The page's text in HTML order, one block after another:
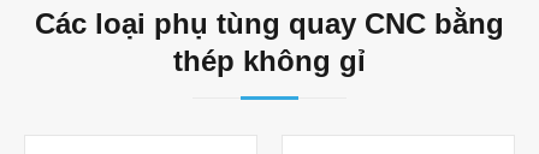
Các loại phụ tùng quay CNC bằng
thép không gỉ